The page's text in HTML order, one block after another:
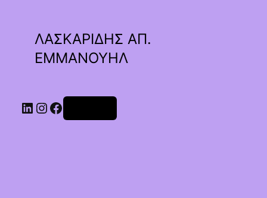
ΛΑΣΚΑΡΙΔΗΣ ΑΠ.
ΕΜΜΑΝΟΥΗΛ
Linkedin
Instagram
Facebook